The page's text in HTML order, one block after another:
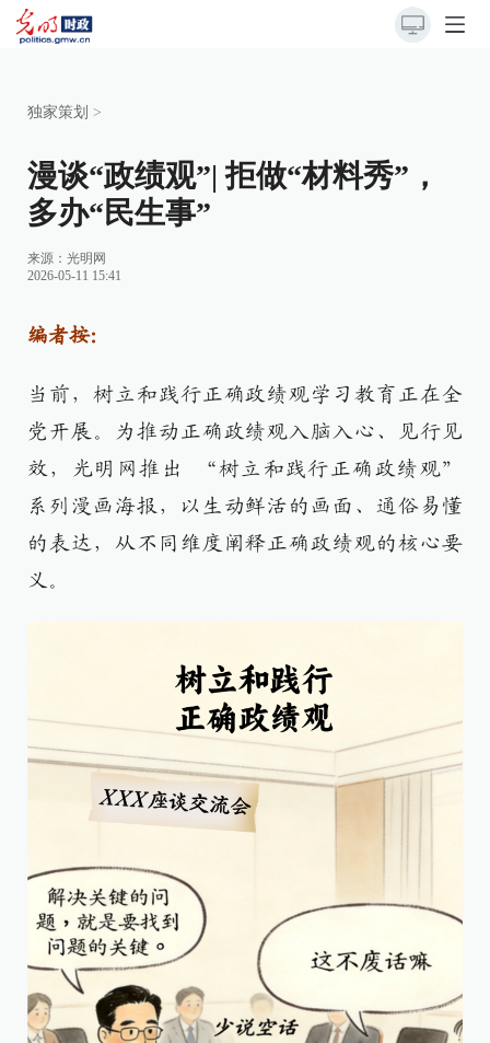
独家策划 >
漫谈“政绩观”| 拒做“材料秀”，
多办“民生事”
来源： 光明网
2026-05-11 15:41
编者按：
当前，树立和践行正确政绩观学习教育正在全
党开展。为推动正确政绩观入脑入心、见行见
效，光明网推出 “树立和践行正确政绩观”
系列漫画海报，以生动鲜活的画面、通俗易懂
的表达，从不同维度阐释正确政绩观的核心要
义。